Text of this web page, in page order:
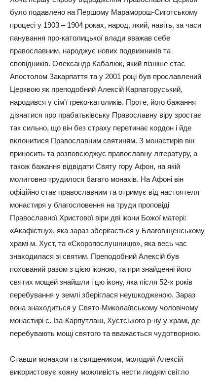
було подавлено на Першому Мараморош-Сиготському
процесі у 1903 – 1904 роках, народ, який, навіть, за часи
панування про-католицької влади вважав себе
православним, народжує нових подвижників та
сповідників. Олександр Кабалюк, який пізніше стає
Апостолом Закарпаття та у 2001 році був прославлений
Церквою як преподобний Алексій Карпаторуський,
народився у сім’ї греко-католиків. Проте, його бажання
дізнатися про прабатьківську Православну віру зростає
так сильно, що він без страху перетинає кордон і йде
вклонитися Православним святиням. З монастирів він
приносить та розповсюджує православну літературу, а
також бажання відвідати Святу гору Афон, на якій
молитовно трудилося багато монахів. На Афоні він
офіційно стає православним та отримує від настоятеля
монастиря у благословення на труди проповіді
Православної Христової віри дві ікони Божої матері:
«Акафістну», яка зараз зберігається у Благовіщенському
храмі м. Хуст, та «Скоропослушницю», яка весь час
знаходилася зі святим. Преподобний Алексій був
похований разом з цією іконою, та при знайденні його
святих мощей знайшли і цю ікону, яка після 52-х років
перебування у землі зберіглася неушкодженою. Зараз
вона знаходиться у Свято-Миколаївському чоловічому
монастирі с. Іза-Карпутлаш, Хустського р-ну у храмі, де
перебувають мощі святого та вважається чудотворною.
Ставши монахом та священиком, молодий Алексій
використовує кожну можливість нести людям світло